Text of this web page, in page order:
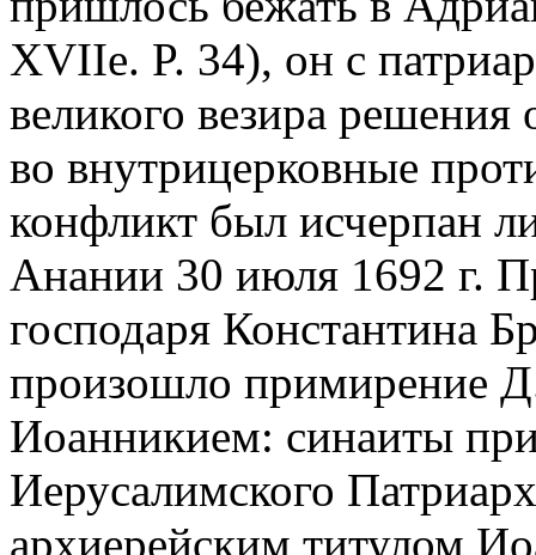
XVIIe. P. 34), он с
великого везира решения
во внутрицерковные
конфликт был исчерпан
Анании 30 июля 1692 г.
господаря Константина
произошло примирение
Иоанникием: синаиты
Иерусалимского
архиерейским титулом